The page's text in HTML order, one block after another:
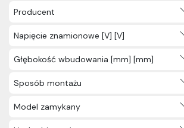
Pigtaile Światłowodowe (1)
Okablowanie telefoniczne (37)
Akcesoria (1)
Prowadzenie kabli i przewodów
Producent
Napięcie znamionowe [V] [V]
Głębokość wbudowania [mm] [mm]
Sposób montażu
Model zamykany